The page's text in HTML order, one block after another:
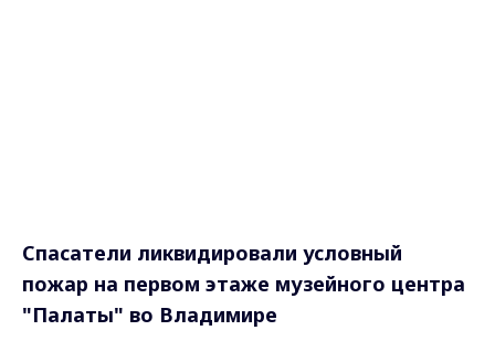
Спасатели ликвидировали условный
пожар на первом этаже музейного центра
"Палаты" во Владимире